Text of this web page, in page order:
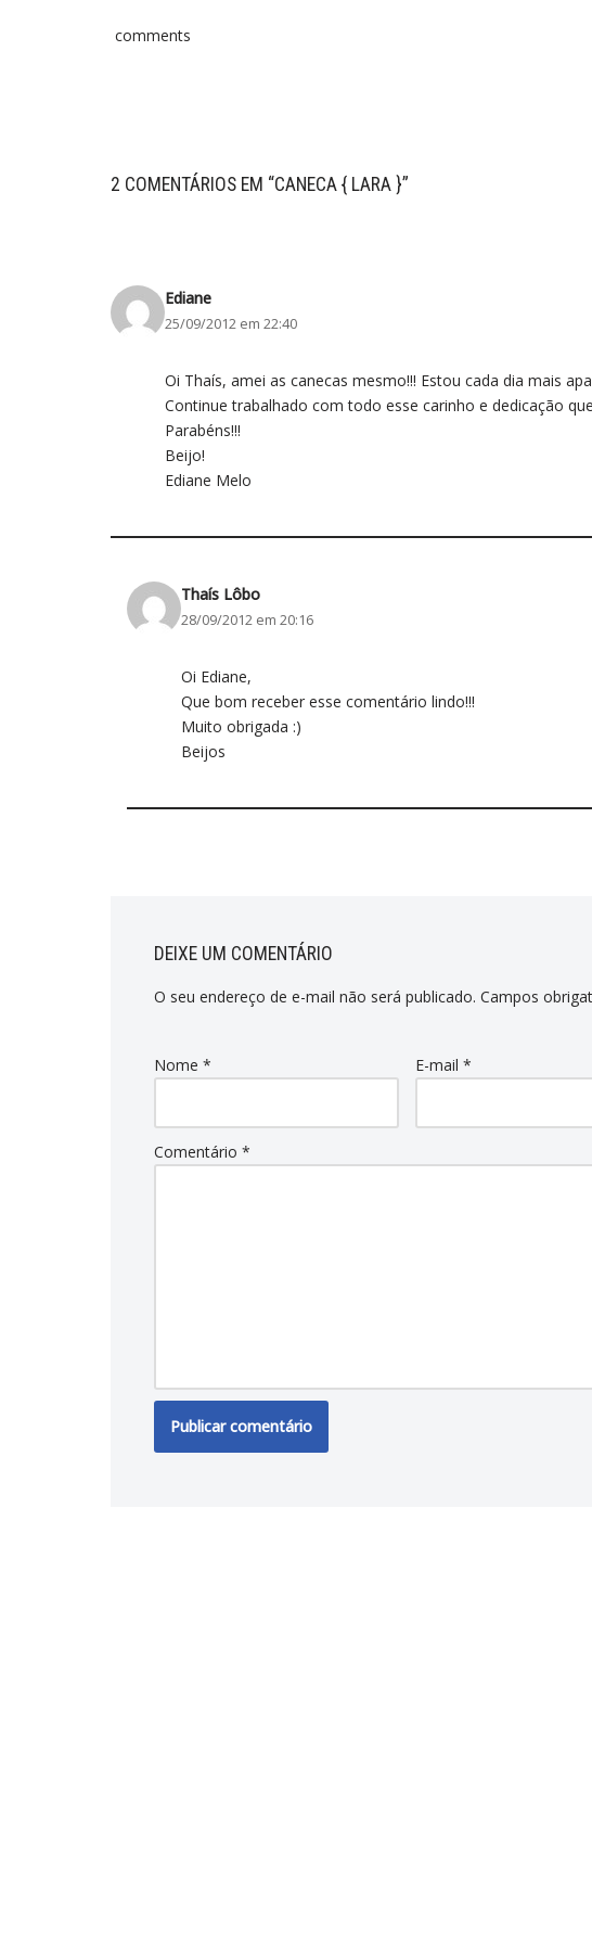
comments
2 COMENTÁRIOS EM “CANECA { LARA }”
Ediane
25/09/2012 em 22:40
Oi Thaís, amei as canecas mesmo!!! Estou cada dia mais
Continue trabalhado com todo esse carinho e dedicação
Parabéns!!!
Beijo!
Ediane Melo
Thaís Lôbo
28/09/2012 em 20:16
Oi Ediane,
Que bom receber esse comentário lindo!!!
Muito obrigada :)
Beijos
DEIXE UM COMENTÁRIO
O seu endereço de e-mail não será publicado. Campos
Nome * E-mail*
Comentário *